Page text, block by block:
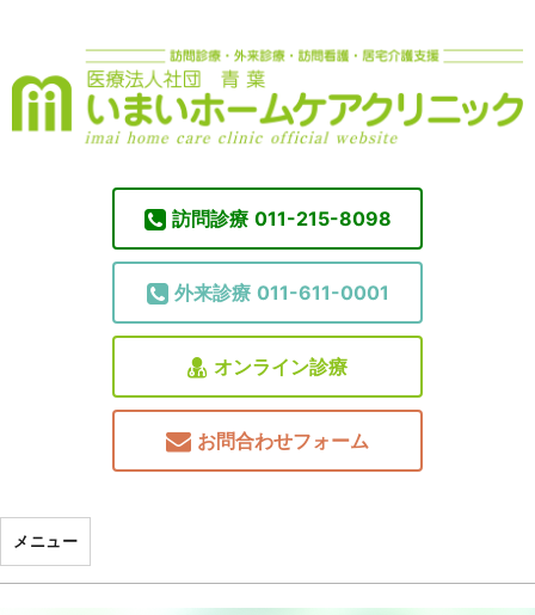
訪問診療 011-215-8098
外来診療 011-611-0001
オンライン診療
お問合わせフォーム
メニュー